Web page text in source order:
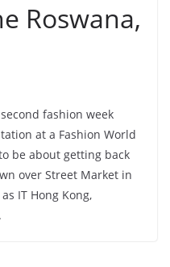
Roswana,
fashion week
at a Fashion World
be about getting back
over Street Market in
IT Hong Kong,